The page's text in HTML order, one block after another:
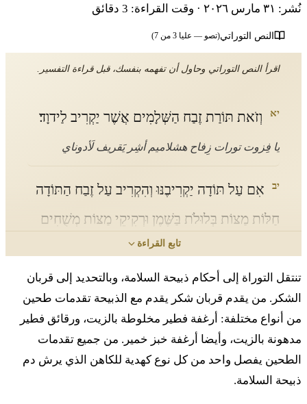
نُشر: ٣١ مارس ٢٠٢٦ · وقت القراءة: 3 دقائق
النص التوراتي(تصو — عليا 3 من 7)
اقرأ النص التوراتي وحاول أن تفهمه بنفسك، قبل قراءة التفسير.
יא וְזֹאת תּוֹרַת זֶבַח הַשְּׁלָמִים אֲשֶׁר יַקְרִיב לַידוָד׃
يا فِزوت تورات زِفاح هشلاميم أشِر يَقريف لَأدوناي
יב
אִם עַל תּוֹדָה יַקְרִיבֶנּוּ וְהִקְרִיב עַל זֶבַח הַתּוֹדָה
חַלּוֹת מַצּוֹת בְּלוּלֹת בַּשֶּׁמֶן וּרְקִיקֵי מַצּוֹת מְשֻׁחִים
בַּשָּׁמֶן וְסֹלֶת מֻרְבֶּכֶת חַלֹּת בְּלוּלֹת בַּשָּׁמֶן׃
يب إم عَل تودا يَقريفِنو فِهقريف عَل زِفاح هتودا حَلّوت
مَتسوت بِلولوت بَشِمِن ورِقيقي مَتسوت مِشوحيم بَشامِن
فِسولِت مُربِخِت حَلّوت بِلولوت بَشامِن
יג
עַל חַלֹּת לֶחֶם חָמֵץ יַקְרִיב קָרְבָּנוֹ עַל זֶבַח תּוֹדַת
تابع القراءة
تنتقل التوراة إلى أحكام ذبيحة السلامة، وبالتحديد إلى قربان
الشكر. من يقدم قربان شكر يقدم مع الذبيحة تقدمات طحين
من أنواع مختلفة: أرغفة فطير مخلوطة بالزيت، ورقائق فطير
مدهونة بالزيت، وأيضا أرغفة خبز خمير. من جميع تقدمات
الطحين يفصل واحد من كل نوع كهدية للكاهن الذي يرش دم
ذبيحة السلامة.